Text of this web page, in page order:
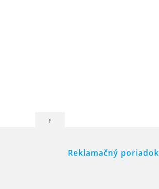
↑
Reklamačný poriadok